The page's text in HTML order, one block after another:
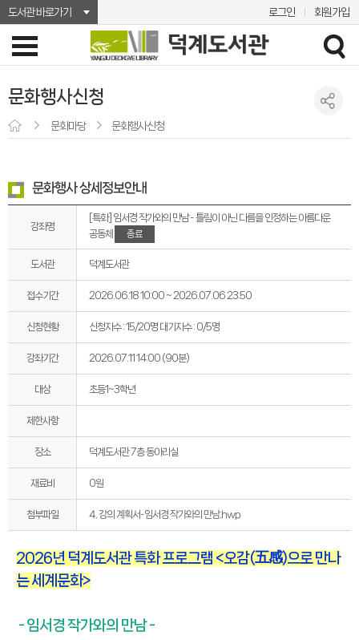
도서관 바로가기 로그인 회원가입
문화행사신청
문화마당 문화행사신청
문화행사 상세정보안내
강좌명
[특화] 임서경 작가와의 만남 - 틀림이 아닌 다름을 인정하는 아름다운
공동체
종료
도서관 덕계도서관
접수기간 2026.06.18 10:00 ~ 2026.07.06 23:50
신청현황 신청자수 : 15/20명 대기자수 : 0/5명
강좌기간 2026.07.11 14:00 (90분)
대상 초등1~3학년
제한사항
장소 덕계도서관 7층 동아리실
재료비 0원
첨부파일 4. 강의 계획서-임서경 작가와의 만남.hwp
2026년 덕계도서관 특화 프로그램 <오감(五感)으로 만나
는 세계문화>
- 임서경 작가와의 만남 -